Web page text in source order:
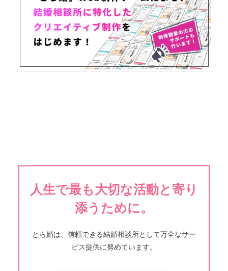
人生で最も大切な活動と寄り
添うために。
とら婚は、信頼できる結婚相談所として万全なサー
ビス提供に努めています。